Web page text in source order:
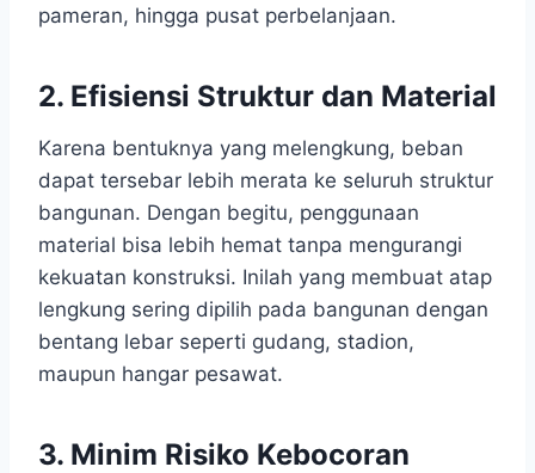
pameran, hingga pusat perbelanjaan.
2. Efisiensi Struktur dan Material
Karena bentuknya yang melengkung, beban
dapat tersebar lebih merata ke seluruh struktur
bangunan. Dengan begitu, penggunaan
material bisa lebih hemat tanpa mengurangi
kekuatan konstruksi. Inilah yang membuat atap
lengkung sering dipilih pada bangunan dengan
bentang lebar seperti gudang, stadion,
maupun hangar pesawat.
3. Minim Risiko Kebocoran